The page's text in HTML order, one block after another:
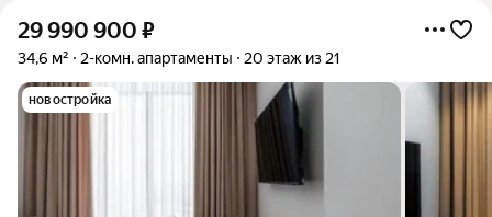
29 990 900 ₽
34,6 м² 2-комн. апартаменты 20 этаж из 21
новостройка